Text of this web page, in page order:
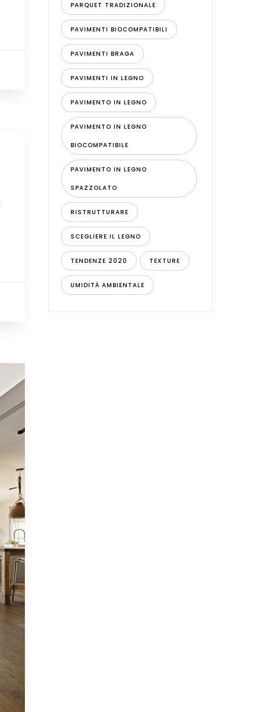
PARQUET TRADIZIONALE
PAVIMENTI BIOCOMPATIBILI
PAVIMENTI BRAGA
PAVIMENTI IN LEGNO
PAVIMENTO IN LEGNO
PAVIMENTO IN LEGNO
BIOCOMPATIBILE
PAVIMENTO IN LEGNO
SPAZZOLATO
RISTRUTTURARE
SCEGLIERE IL LEGNO
TENDENZE 2020 TEXTURE
UMIDITÀ AMBIENTALE